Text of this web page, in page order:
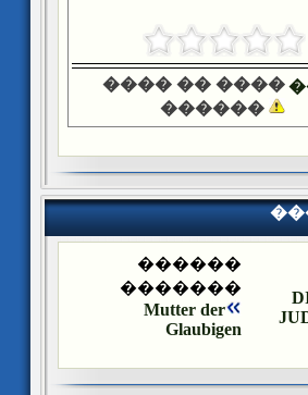
���� �� ����
������
������
�������
Mutter der
Glaubigen